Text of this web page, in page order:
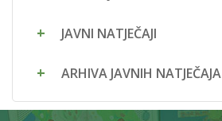
JAVNI NATJEČAJI
ARHIVA JAVNIH NATJEČAJA